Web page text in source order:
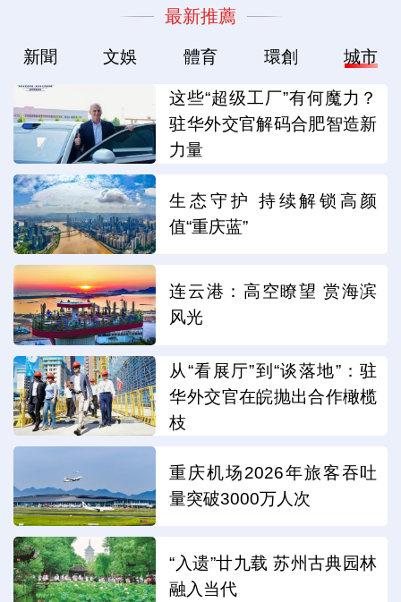
最新推薦
新聞 文娛 體育 環創 城市
这些“超级工厂”有何魔力？
驻华外交官解码合肥智造新
力量
生态守护 持续解锁高颜
值“重庆蓝”
连云港：高空瞭望 赏海滨
风光
从“看展厅”到“谈落地”：驻
华外交官在皖抛出合作橄榄
枝
重庆机场2026年旅客吞吐
量突破3000万人次
“入遗”廿九载 苏州古典园林
融入当代